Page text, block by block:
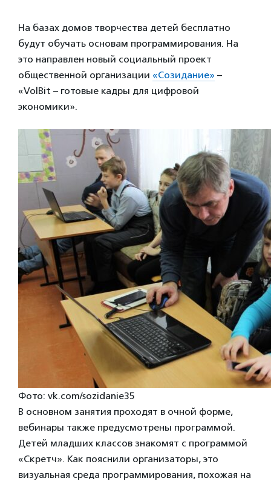
На базах домов творчества детей бесплатно
будут обучать основам программирования. На
это направлен новый социальный проект
общественной организации «Созидание» –
«VolBit – готовые кадры для цифровой
экономики».
Фото: vk.com/sozidanie35
В основном занятия проходят в очной форме,
вебинары также предусмотрены программой.
Детей младших классов знакомят с программой
«Скретч». Как пояснили организаторы, это
визуальная среда программирования, похожая на